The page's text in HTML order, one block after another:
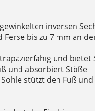
inversen
bis zu 7 mm an
und bietet
und absorbiert Stöße
stützt den Fuß